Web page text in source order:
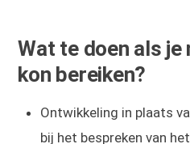
Wat te doen als je
kon bereiken?
Ontwikkeling in plaats
bij het bespreken van